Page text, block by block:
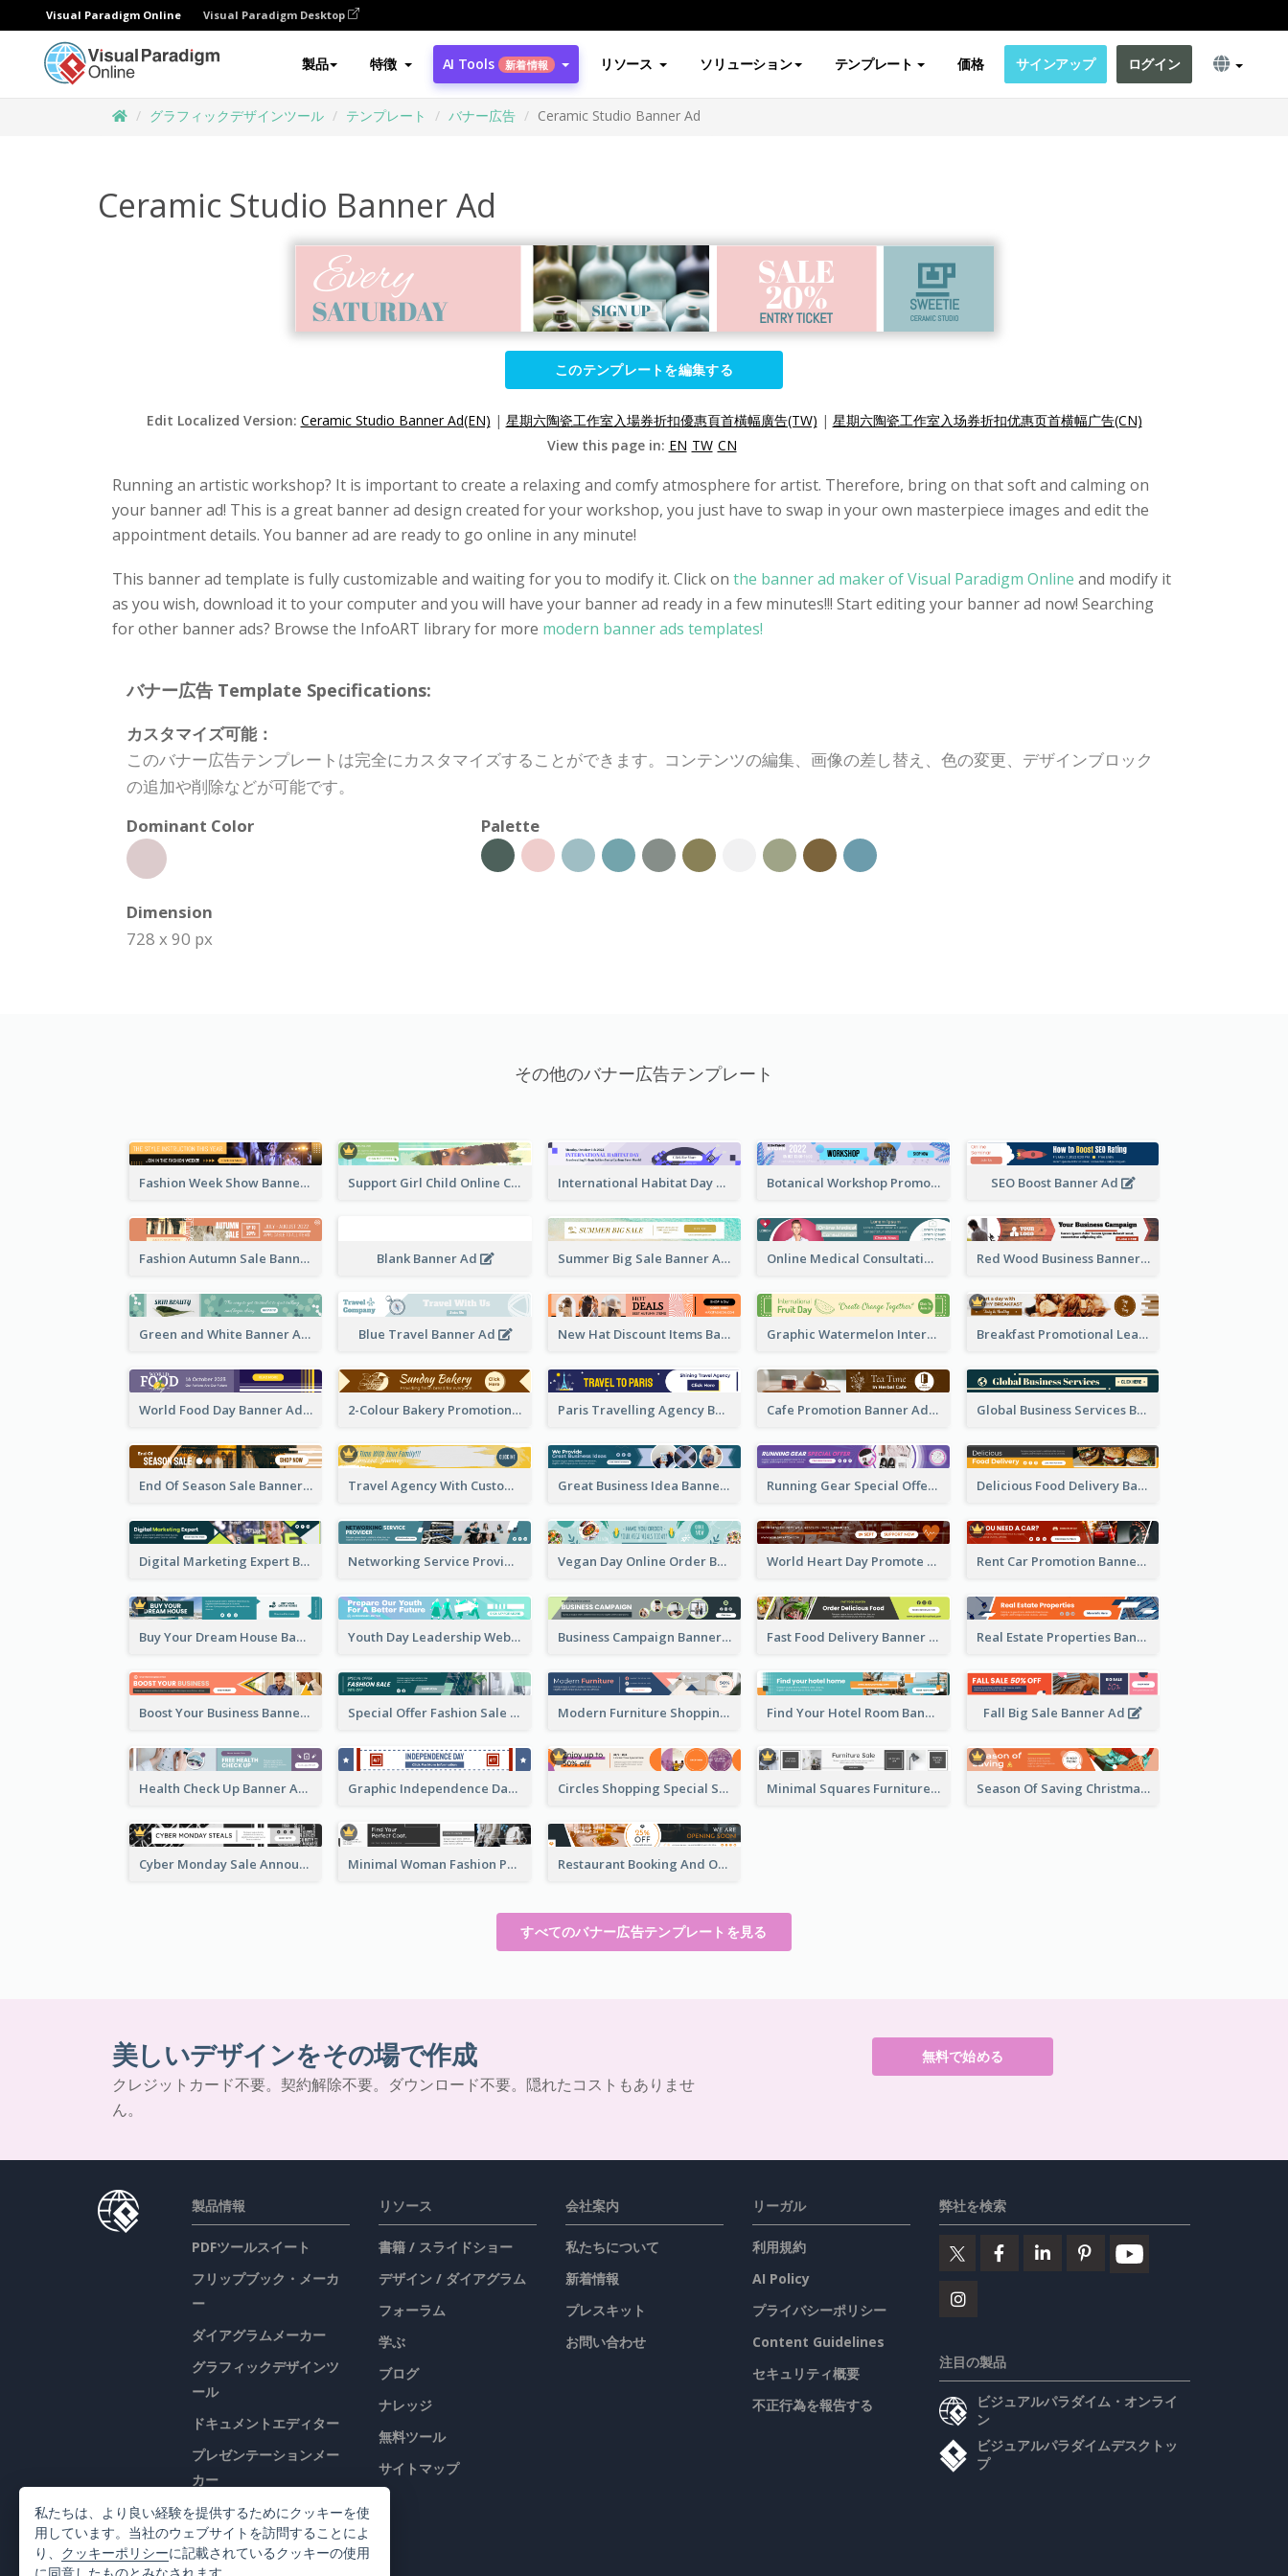
Visual Paradigm Online Visual Paradigm Desktop
製品 特徴 AI Tools 新着情報 リソース ソリューション テンプレート 価格 サインアップ ログイン
グラフィックデザインツール テンプレート バナー広告 Ceramic Studio Banner Ad
Ceramic Studio Banner Ad
このテンプレートを編集する
Edit Localized Version: Ceramic Studio Banner Ad(EN) | 星期六陶瓷工作室入場券折扣優惠頁首橫幅廣告(TW) | 星期六陶瓷工作室入场券折扣优惠页首横幅广告(CN)
View this page in: EN TW CN
Running an artistic workshop? It is important to create a relaxing and comfy atmosphere for artist. Therefore, bring on that soft and calming on
your banner ad! This is a great banner ad design created for your workshop, you just have to swap in your own masterpiece images and edit the
appointment details. You banner ad are ready to go online in any minute!
This banner ad template is fully customizable and waiting for you to modify it. Click on the banner ad maker of Visual Paradigm Online and modify it
as you wish, download it to your computer and you will have your banner ad ready in a few minutes!!! Start editing your banner ad now! Searching
for other banner ads? Browse the InfoART library for more modern banner ads templates!
バナー広告 Template Specifications:
カスタマイズ可能：
このバナー広告テンプレートは完全にカスタマイズすることができます。コンテンツの編集、画像の差し替え、色の変更、デザインブロック
の追加や削除などが可能です。
Dominant Color
Palette
Dimension
728 x 90 px
その他のバナー広告テンプレート
Fashion Week Show Banner Ad Support Girl Child Online Campaign Banner Ad International Habitat Day Banner Ad Botanical Workshop Promote Banner Ad SEO Boost Banner Ad
Fashion Autumn Sale Banner Ad Blank Banner Ad Summer Big Sale Banner Ad Online Medical Consultation Banner Ad Red Wood Business Banner Ad
Green and White Banner Ad Blue Travel Banner Ad New Hat Discount Items Banner Ads Graphic Watermelon International Fruit Day Leaderboard Breakfast Promotional Leaderboard
World Food Day Banner Ad 2-Colour Bakery Promotional Banner Ad Paris Travelling Agency Banner Ad Cafe Promotion Banner Ad With Herbal Tea Global Business Services Banner Ad
End Of Season Sale Banner Ad Travel Agency With Customized Journey Banner Ad Great Business Idea Banner Ad Running Gear Special Offer Banner Ad Delicious Food Delivery Banner Ad
Digital Marketing Expert Banner Ad Networking Service Provider Banner Ad Vegan Day Online Order Banner Ad World Heart Day Promote Banner Ad Rent Car Promotion Banner Ad
Buy Your Dream House Banner Ad Youth Day Leadership Webinar Banner Ad Business Campaign Banner Ad Fast Food Delivery Banner Ad Real Estate Properties Banner Ad
Boost Your Business Banner Ad Special Offer Fashion Sale Banner Ad Modern Furniture Shopping Sale Banner Ad Find Your Hotel Room Banner Ad Fall Big Sale Banner Ad
Health Check Up Banner Ad Graphic Independence Day Leaderboard Circles Shopping Special Sale Leaderboard Minimal Squares Furniture Sale Leaderboard Season Of Saving Christmas Leaderboard
Cyber Monday Sale Announcement Leaderboard Minimal Woman Fashion Promotion Leaderboard Restaurant Booking And Opening Leaderboard
すべてのバナー広告テンプレートを見る
美しいデザインをその場で作成
クレジットカード不要。契約解除不要。ダウンロード不要。隠れたコストもありませ
ん。
無料で始める
製品情報
PDFツールスイート
フリップブック・メーカ
ー
ダイアグラムメーカー
グラフィックデザインツ
ール
ドキュメントエディター
プレゼンテーションメー
カー
表計算エディター
価格
リソース
書籍 / スライドショー
デザイン / ダイアグラム
フォーラム
学ぶ
ブログ
ナレッジ
無料ツール
サイトマップ
会社案内
私たちについて
新着情報
プレスキット
お問い合わせ
リーガル
利用規約
AI Policy
プライバシーポリシー
Content Guidelines
セキュリティ概要
不正行為を報告する
弊社を検索
注目の製品
ビジュアルパラダイム・オンライ
ン
ビジュアルパラダイムデスクトッ
プ
私たちは、より良い経験を提供するためにクッキーを使
用しています。当社のウェブサイトを訪問することによ
り、 クッキーポリシーに記載されているクッキーの使用